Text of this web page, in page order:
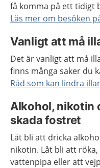
få komma på ett tidigt
Läs mer om besöken
Vanligt att må
Det är vanligt att må
finns många saker du
Råd som kan lindra
Alkohol, nikotin
skada fostret
Låt bli att dricka
nikotin. Låt bli att
vattenpipa eller att